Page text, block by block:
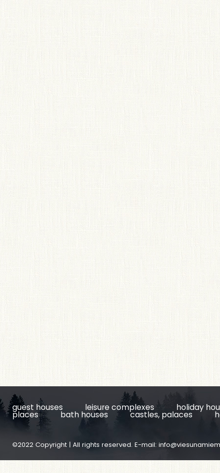
guest houses leisure complexes holiday
places bath houses castles, palaces
©2022 Copyright | All rights reserved. E-mail: